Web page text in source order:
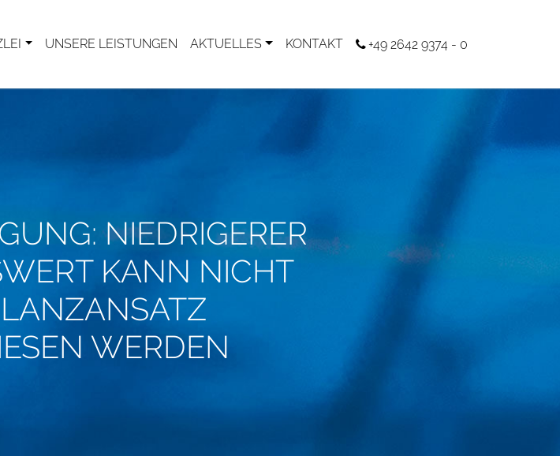
UNSERE LEISTUNGEN AKTUELLES KONTAKT +49 2642 9374 - 0
NIEDRIGERER
KANN NICHT
WERDEN